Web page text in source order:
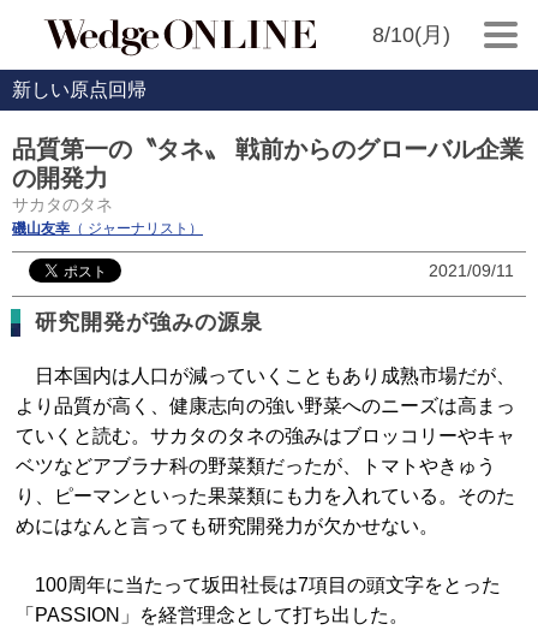
8/10(月)
新しい原点回帰
品質第一の〝タネ〟 戦前からのグローバル企業
の開発力
サカタのタネ
磯山友幸 （ ジャーナリスト）
2021/09/11
研究開発が強みの源泉
日本国内は人口が減っていくこともあり成熟市場だが、
より品質が高く、健康志向の強い野菜へのニーズは高まっ
ていくと読む。サカタのタネの強みはブロッコリーやキャ
ベツなどアブラナ科の野菜類だったが、トマトやきゅう
り、ピーマンといった果菜類にも力を入れている。そのた
めにはなんと言っても研究開発力が欠かせない。
100周年に当たって坂田社長は7項目の頭文字をとった
「PASSION」を経営理念として打ち出した。